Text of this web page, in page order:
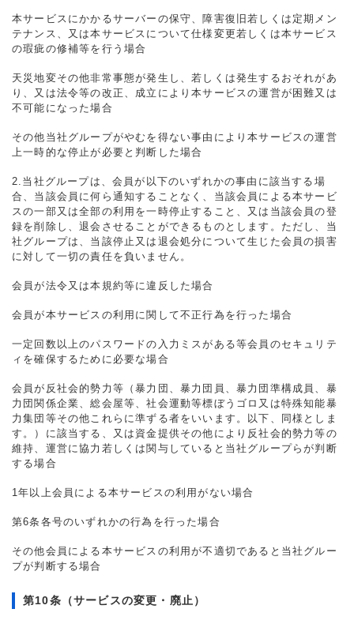
本サービスにかかるサーバーの保守、障害復旧若しくは定期メン
テナンス、又は本サービスについて仕様変更若しくは本サービス
の瑕疵の修補等を行う場合
天災地変その他非常事態が発生し、若しくは発生するおそれがあ
り、又は法令等の改正、成立により本サービスの運営が困難又は
不可能になった場合
その他当社グループがやむを得ない事由により本サービスの運営
上一時的な停止が必要と判断した場合
2.当社グループは、会員が以下のいずれかの事由に該当する場
合、当該会員に何ら通知することなく、当該会員による本サービ
スの一部又は全部の利用を一時停止すること、又は当該会員の登
録を削除し、退会させることができるものとします。ただし、当
社グループは、当該停止又は退会処分について生じた会員の損害
に対して一切の責任を負いません。
会員が法令又は本規約等に違反した場合
会員が本サービスの利用に関して不正行為を行った場合
一定回数以上のパスワードの入力ミスがある等会員のセキュリテ
ィを確保するために必要な場合
会員が反社会的勢力等（暴力団、暴力団員、暴力団準構成員、暴
力団関係企業、総会屋等、社会運動等標ぼうゴロ又は特殊知能暴
力集団等その他これらに準ずる者をいいます。以下、同様としま
す。）に該当する、又は資金提供その他により反社会的勢力等の
維持、運営に協力若しくは関与していると当社グループらが判断
する場合
1年以上会員による本サービスの利用がない場合
第6条各号のいずれかの行為を行った場合
その他会員による本サービスの利用が不適切であると当社グルー
プが判断する場合
第10条（サービスの変更・廃止）